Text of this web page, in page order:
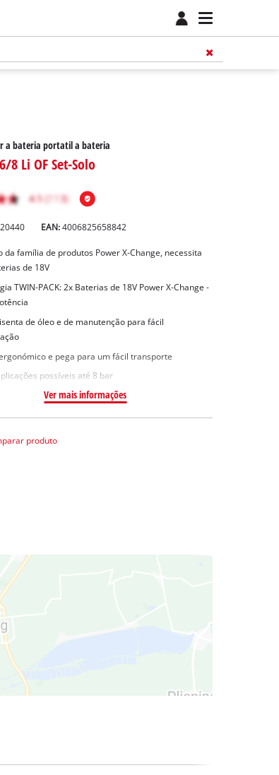
a bateria portatil a bateria
8 Li OF Set-Solo
EAN:4006825658842
da família de produtos Power X-Change, necessita
de 18V
TWIN-PACK: 2x Baterias de 18V Power X-Change -
de óleo e de manutenção para fácil
e pega para um fácil transporte
possíveis até 8 bar
Ver mais informações
produto